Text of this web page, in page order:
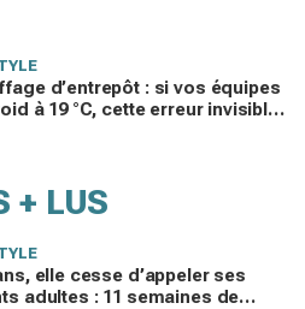
d’entrepôt : si vos équipes
à 19 °C, cette erreur invisible
+ LUS
elle cesse d’appeler ses
adultes : 11 semaines de